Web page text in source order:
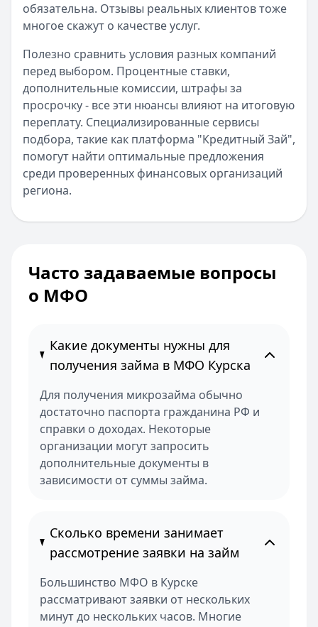
обязательна. Отзывы реальных клиентов тоже
многое скажут о качестве услуг.
Полезно сравнить условия разных компаний
перед выбором. Процентные ставки,
дополнительные комиссии, штрафы за
просрочку - все эти нюансы влияют на итоговую
переплату. Специализированные сервисы
подбора, такие как платформа "Кредитный Зай",
помогут найти оптимальные предложения
среди проверенных финансовых организаций
региона.
Часто задаваемые вопросы
о МФО
Какие документы нужны для
получения займа в МФО Курска
Для получения микрозайма обычно
достаточно паспорта гражданина РФ и
справки о доходах. Некоторые
организации могут запросить
дополнительные документы в
зависимости от суммы займа.
Сколько времени занимает
рассмотрение заявки на займ
Большинство МФО в Курске
рассматривают заявки от нескольких
минут до нескольких часов. Многие